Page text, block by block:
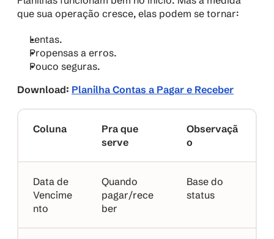
que sua operação cresce, elas podem se tornar:
Lentas.
Propensas a erros.
Pouco seguras.
Download: Planilha Contas a Pagar e Receber
Coluna
Pra que
serve
Observaçã
o
Data de
Vencime
nto
Quando
pagar/rece
ber
Base do
status